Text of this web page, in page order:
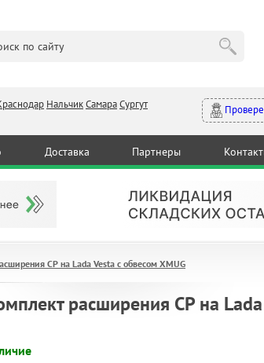
НальчикСамараСургут
Доставка Партнеры
CP на Lada Vesta с обвесом XMUG
расширения CP на